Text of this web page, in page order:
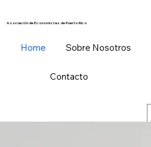
Asociación de Economistas de Puerto Rico
Home Sobre Nosotros
Contacto